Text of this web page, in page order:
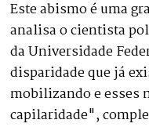
Este abismo é uma
analisa o cientista
da Universidade
disparidade que já
mobilizando e esses
capilaridade",